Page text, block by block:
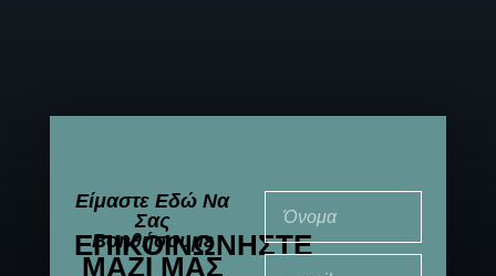
Είμαστε Εδώ Να
Σας
Βοηθήσουμε
ΕΠΙΚΟΙΝΩΝΉΣΤΕ
ΜΑΖΊ ΜΑΣ